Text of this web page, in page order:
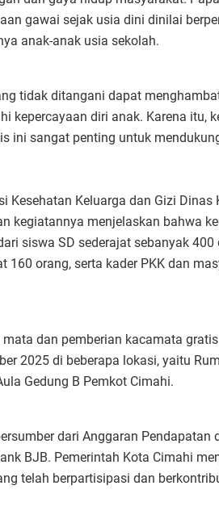
gawai sejak usia dini dinilai
anak-anak usia sekolah.
tidak ditangani dapat
kepercayaan diri anak. Karena itu,
ini sangat penting untuk
Kesehatan Keluarga dan Gizi Dinas
kegiatannya menjelaskan bahwa
siswa SD sederajat sebanyak
160 orang, serta kader PKK dan
dan pemberian kacamata
2025 di beberapa lokasi, yaitu
Gedung B Pemkot Cimahi.
dari Anggaran Pendapatan
BJB. Pemerintah Kota Cimahi
telah berpartisipasi dan